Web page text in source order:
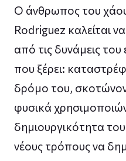
Ο άνθρωπος του
Rodriguez καλείται
από τις δυνάμεις
που ξέρει:
δρόμο του,
φυσικά
δημιουργικότητα
νέους τρόπους να